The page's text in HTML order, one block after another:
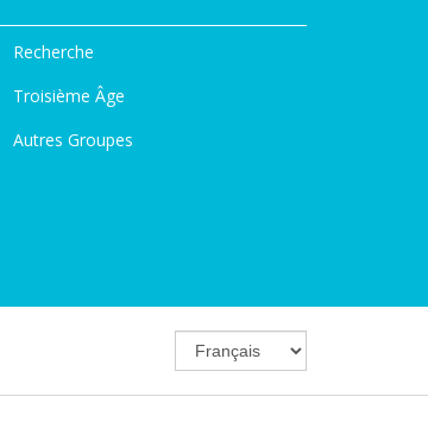
Recherche
Troisième Âge
Autres Groupes